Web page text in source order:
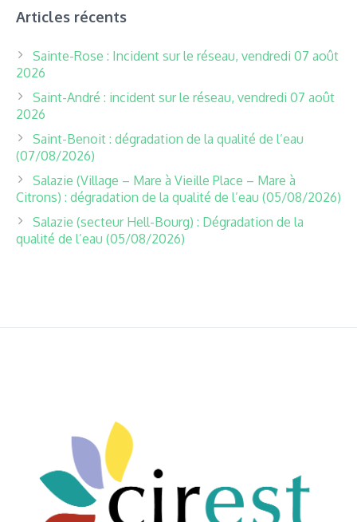
Articles récents
Sainte-Rose : Incident sur le réseau, vendredi 07 août
2026
Saint-André : incident sur le réseau, vendredi 07 août
2026
Saint-Benoit : dégradation de la qualité de l’eau
(07/08/2026)
Salazie (Village – Mare à Vieille Place – Mare à
Citrons) : dégradation de la qualité de l’eau (05/08/2026)
Salazie (secteur Hell-Bourg) : Dégradation de la
qualité de l’eau (05/08/2026)